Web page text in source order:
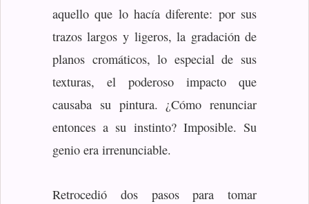
aquello que lo hacía diferente: por sus
trazos largos y ligeros, la gradación de
planos cromáticos, lo especial de sus
texturas, el poderoso impacto que
causaba su pintura. ¿Cómo renunciar
entonces a su instinto? Imposible. Su
genio era irrenunciable.
Retrocedió dos pasos para tomar